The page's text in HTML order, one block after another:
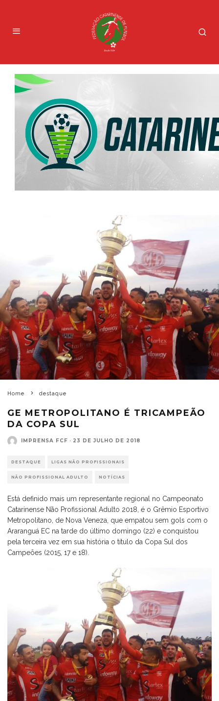
Home destaque
GE METROPOLITANO É TRICAMPEÃO
DA COPA SUL
IMPRENSA FCF · 23 DE JULHO DE 2018
DESTAQUE LIGAS NÃO PROFISSIONAIS
NÃO PROFISSIONAL ADULTO NOTÍCIAS
Está definido mais um representante regional no Campeonato
Catarinense Não Profissional Adulto 2018, é o Grêmio Esportivo
Metropolitano, de Nova Veneza, que empatou sem gols com o
Araranguá EC na tarde do último domingo (22) e conquistou
pela terceira vez em sua história o título da Copa Sul dos
Campeões (2015, 17 e 18).